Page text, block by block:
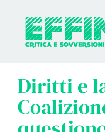
contenuto
Diritti e